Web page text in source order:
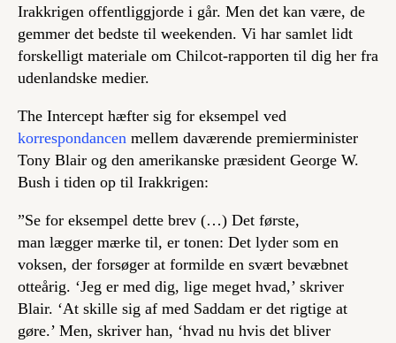
Irakkrigen offentliggjorde i går. Men det kan være, de
gemmer det bedste til weekenden. Vi har samlet lidt
forskelligt materiale om Chilcot-rapporten til dig her fra
udenlandske medier.
The Intercept hæfter sig for eksempel ved
korrespondancen mellem daværende premierminister
Tony Blair og den amerikanske præsident George W.
Bush i tiden op til Irakkrigen:
”Se for eksempel dette brev (…) Det første,
man lægger mærke til, er tonen: Det lyder som en
voksen, der forsøger at formilde en svært bevæbnet
otteårig. ‘Jeg er med dig, lige meget hvad,’ skriver
Blair. ‘At skille sig af med Saddam er det rigtige at
gøre.’ Men, skriver han, ‘hvad nu hvis det bliver